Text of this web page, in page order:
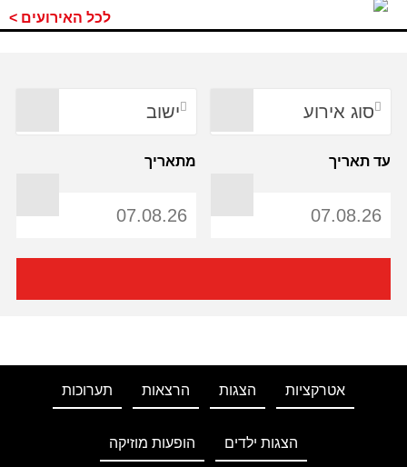
לכל האירועים >
ישוב סוג אירוע
מתאריך עד תאריך
אטרקציות הצגות הרצאות תערוכות
הצגות ילדים הופעות מוזיקה